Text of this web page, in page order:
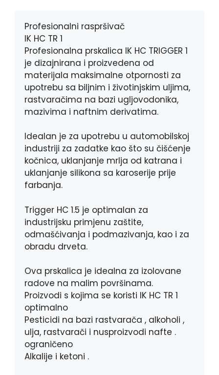
k
e
r
p
Profesionalni raspršivač
IK HC TR 1
Profesionalna prskalica IK HC TRIGGER 1
je dizajnirana i proizvedena od
materijala maksimalne otpornosti za
upotrebu sa biljnim i životinjskim uljima,
rastvaračima na bazi ugljovodonika,
mazivima i naftnim derivatima.
Idealan je za upotrebu u automobilskoj
industriji za zadatke kao što su čišćenje
kočnica, uklanjanje mrlja od katrana i
uklanjanje silikona sa karoserije prije
farbanja.
Trigger HC 1.5 je optimalan za
industrijsku primjenu zaštite,
odmašćivanja i podmazivanja, kao i za
obradu drveta.
Ova prskalica je idealna za izolovane
radove na malim površinama.
Proizvodi s kojima se koristi IK HC TR 1
optimalno
Pesticidi na bazi rastvarača , alkoholi ,
ulja, rastvarači i nusproizvodi nafte .
ograničeno
Alkalije i ketoni .